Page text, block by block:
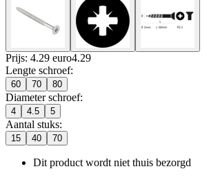
Prijs: 4.29 euro4.29
Lengte schroef:
60 70 80
Diameter schroef:
4 4.5 5
Aantal stuks:
15 40 70
Dit product wordt niet thuis bezorgd